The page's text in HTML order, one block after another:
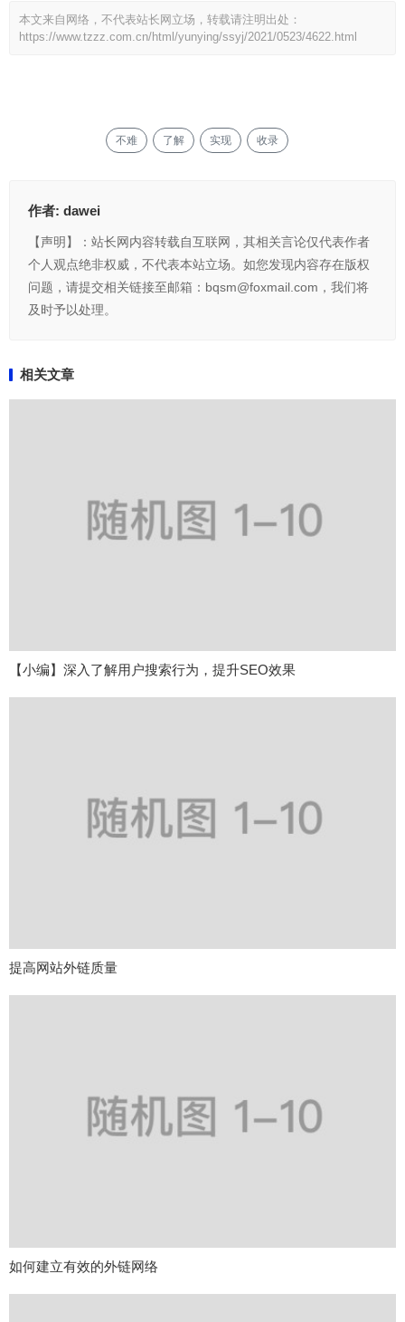
本文来自网络，不代表站长网立场，转载请注明出处：
https://www.tzzz.com.cn/html/yunying/ssyj/2021/0523/4622.html
不难 了解 实现 收录
作者: dawei
【声明】：站长网内容转载自互联网，其相关言论仅代表作者
个人观点绝非权威，不代表本站立场。如您发现内容存在版权
问题，请提交相关链接至邮箱：bqsm@foxmail.com，我们将
及时予以处理。
相关文章
【小编】深入了解用户搜索行为，提升SEO效果
提高网站外链质量
如何建立有效的外链网络